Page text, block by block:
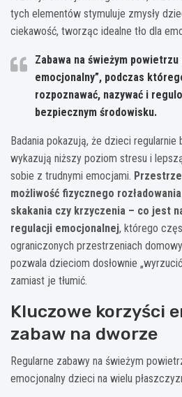
tych elementów stymuluje zmysły
ciekawość, tworząc idealne tło dla
Zabawa na świeżym
emocjonalny”, podczas
rozpoznawać, nazywać i
bezpiecznym środowisku.
Badania pokazują, że dzieci
wykazują niższy poziom stresu i
sobie z trudnymi emocjami.
możliwość fizycznego
skakania czy krzyczenia – co jest
regulacji emocjonalnej, którego
ograniczonych przestrzeniach
pozwala dzieciom dosłownie
zamiast je tłumić.
Kluczowe korzyści
zabaw na dworze
Regularne zabawy na świeżym
emocjonalny dzieci na wielu